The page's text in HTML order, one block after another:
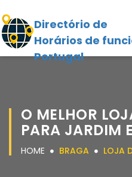
Directório de
Horários de
Portugal
O MELHOR
PARA JARDIM
HOME BRAGA LOJA